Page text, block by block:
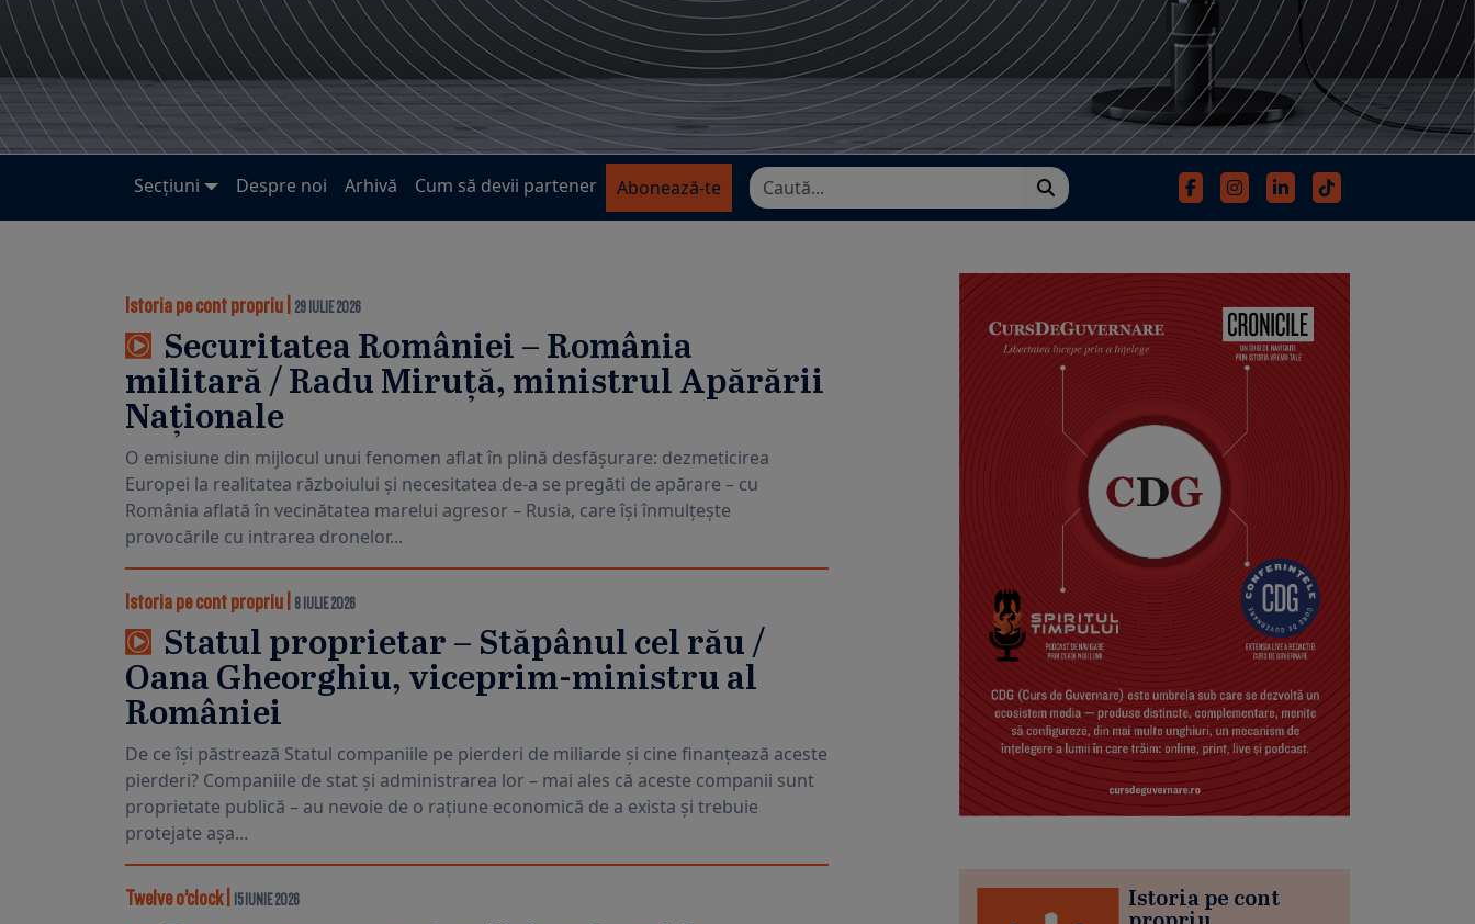
Secțiuni Despre noi Arhivă Cum să devii partener Abonează-te
Istoria pe cont propriu 29 IULIE 2026
Securitatea României – România
militară / Radu Miruță, ministrul Apărării
Naționale
O emisiune din mijlocul unui fenomen aflat în plină desfășurare: dezmeticirea
Europei la realitatea războiului și necesitatea de-a se pregăti de apărare – cu
România aflată în vecinătatea marelui agresor – Rusia, care își înmulțește
provocările cu intrarea dronelor...
Istoria pe cont propriu 8 IULIE 2026
Statul proprietar – Stăpânul cel rău /
Oana Gheorghiu, viceprim-ministru al
României
De ce își păstrează Statul companiile pe pierderi de miliarde și cine finanțează aceste
pierderi? Companiile de stat și administrarea lor – mai ales că aceste companii sunt
proprietate publică – au nevoie de o rațiune economică de a exista și trebuie
protejate așa...
Twelve o’clock| 15 IUNIE 2026
Istoria pe cont